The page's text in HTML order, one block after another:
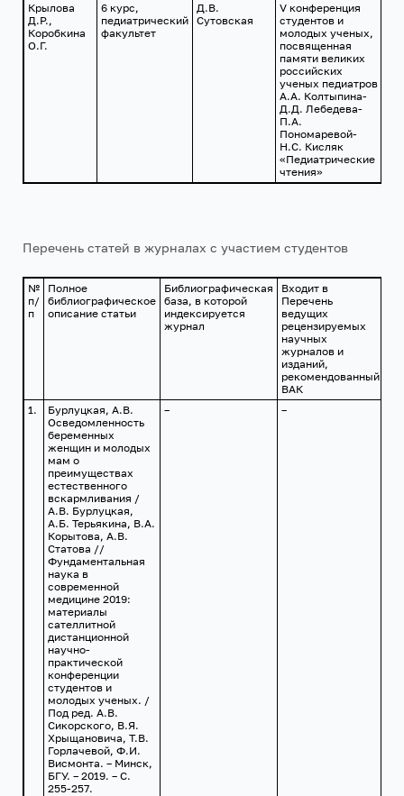
Крылова
Д.Р.,
Коробкина
О.Г.
6 курс,
педиатрический
факультет
Д.В.
Сутовская
V конференция
студентов и
молодых ученых,
посвященная
памяти великих
российских
ученых педиатров
А.А. Колтыпина-
Д.Д. Лебедева-
П.А.
Пономаревой-
Н.С. Кисляк
«Педиатрические
чтения»
Перечень статей в журналах с участием студентов
№
п/
п
Полное
библиографическое
описание статьи
Библиографическая
база, в которой
индексируется
журнал
Входит в
Перечень
ведущих
рецензируемых
научных
журналов и
изданий,
рекомендованный
ВАК
1.
Бурлуцкая, А.В.
Осведомленность
беременных
женщин и молодых
мам о
преимуществах
естественного
вскармливания /
А.В. Бурлуцкая,
А.Б. Терьякина, В.А.
Корытова, А.В.
Статова //
Фундаментальная
наука в
современной
медицине 2019:
материалы
сателлитной
дистанционной
научно-
практической
конференции
студентов и
молодых ученых. /
Под ред. А.В.
Сикорского, В.Я.
Хрыщановича, Т.В.
Горлачевой, Ф.И.
Висмонта. – Минск,
БГУ. – 2019. – С.
255-257.
– –